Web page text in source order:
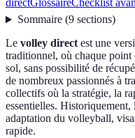
directGlossaireChecklist
Sommaire(9 sections)
Le volley directest une
traditionnel, où chaque point
sol, sans possibilité de
de nombreux passionnés à
collectifs où la stratégie, la
essentielles.
adaptation du volleyball,
rapide.